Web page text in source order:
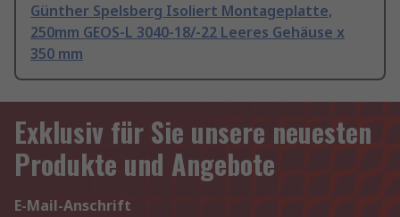
Günther Spelsberg Isoliert Montageplatte,
250mm GEOS-L 3040-18/-22 Leeres Gehäuse x
350 mm
Exklusiv für Sie unsere neuesten
Produkte und Angebote
E-Mail-Anschrift